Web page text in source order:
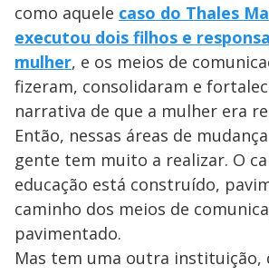
como aquele caso do Thales
executou dois filhos e
mulher, e os meios de
fizeram, consolidaram e
narrativa de que a mulher era
Então, nessas áreas de
gente tem muito a realizar. O
educação está construído,
caminho dos meios de
pavimentado.
Mas tem uma outra instituição,